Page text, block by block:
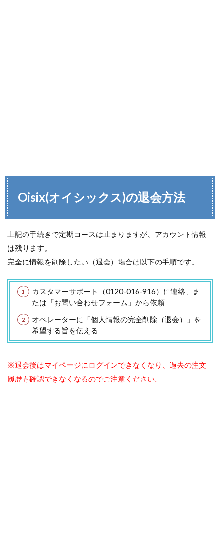
Oisix(オイシックス)の退会方法
上記の手続きで定期コースは止まりますが、アカウント情報
は残ります。
完全に情報を削除したい（退会）場合は以下の手順です。
カスタマーサポート（0120-016-916）に連絡、ま
たは「お問い合わせフォーム」から依頼
オペレーターに「個人情報の完全削除（退会）」を
希望する旨を伝える
※退会後はマイページにログインできなくなり、過去の注文
履歴も確認できなくなるのでご注意ください。